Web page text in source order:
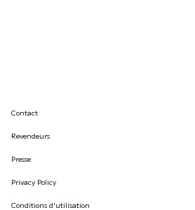
Contact
Revendeurs
Presse
Privacy Policy
Conditions d'utilisation